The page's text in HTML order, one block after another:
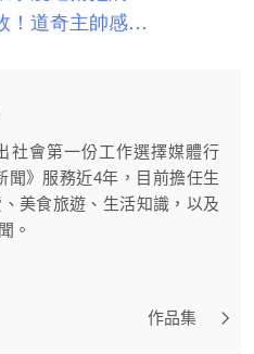
社會第一份工作選擇媒體行
聞》服務近4年，目前擔任生
美食旅遊、生活知識，以及
。
作品集